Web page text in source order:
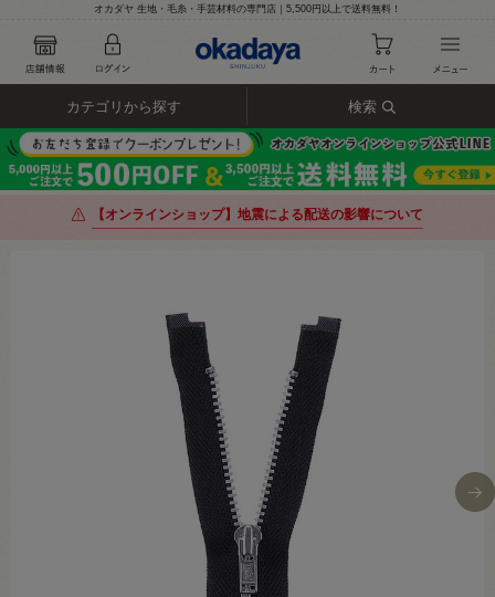
オカダヤ 生地・毛糸・手芸材料の専門店｜5,500円以上で送料無料！
カテゴリから探す 検索
【オンラインショップ】地震による配送の影響について